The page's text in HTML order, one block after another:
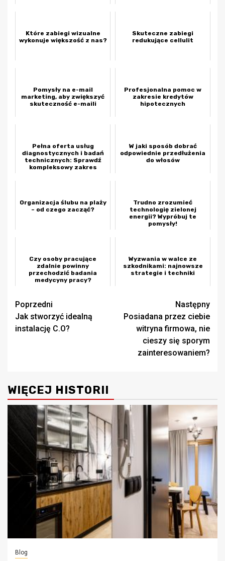
Które zabiegi wizualne
wykonuje większość z nas?
Skuteczne zabiegi
redukujące cellulit
Pomysły na e-mail
marketing, aby zwiększyć
skuteczność e-maili
Profesjonalna pomoc w
zakresie kredytów
hipotecznych
Pełna oferta usług
diagnostycznych i badań
technicznych: Sprawdź
kompleksowy zakres
W jaki sposób dobrać
odpowiednie przedłużenia
do włosów
Organizacja ślubu na plaży
– od czego zacząć?
Trudno zrozumieć
technologię zielonej
energii? Wypróbuj te
pomysły!
Czy osoby pracujące
zdalnie powinny
przechodzić badania
medycyny pracy?
Wyzwania w walce ze
szkodnikami: najnowsze
strategie i techniki
Zobacz
wpisy
Poprzedni
Jak stworzyć idealną
instalację C.O?
Następny
Posiadana przez ciebie
witryna firmowa, nie
cieszy się sporym
zainteresowaniem?
WIĘCEJ HISTORII
Blog